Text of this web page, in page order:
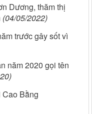
Dương, thăm thị
(04/05/2022)
trước gây sốt vì
năm 2020 gọi tên
Bằng